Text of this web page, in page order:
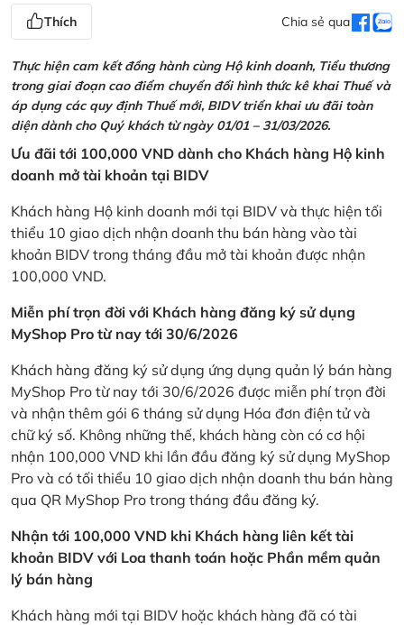
Thích Chia sẻ qua
Thực hiện cam kết đồng hành cùng Hộ kinh doanh, Tiểu thương
trong giai đoạn cao điểm chuyển đổi hình thức kê khai Thuế và
áp dụng các quy định Thuế mới, BIDV triển khai ưu đãi toàn
diện dành cho Quý khách từ ngày 01/01 – 31/03/2026.
Ưu đãi tới 100,000 VND dành cho Khách hàng Hộ kinh
doanh mở tài khoản tại BIDV
Khách hàng Hộ kinh doanh mới tại BIDV và thực hiện tối
thiểu 10 giao dịch nhận doanh thu bán hàng vào tài
khoản BIDV trong tháng đầu mở tài khoản được nhận
100,000 VND.
Miễn phí trọn đời với Khách hàng đăng ký sử dụng
MyShop Pro từ nay tới 30/6/2026
Khách hàng đăng ký sử dụng ứng dụng quản lý bán hàng
MyShop Pro từ nay tới 30/6/2026 được miễn phí trọn đời
và nhận thêm gói 6 tháng sử dụng Hóa đơn điện tử và
chữ ký số. Không những thế, khách hàng còn có cơ hội
nhận 100,000 VND khi lần đầu đăng ký sử dụng MyShop
Pro và có tối thiểu 10 giao dịch nhận doanh thu bán hàng
qua QR MyShop Pro trong tháng đầu đăng ký.
Nhận tới 100,000 VND khi Khách hàng liên kết tài
khoản BIDV với Loa thanh toán hoặc Phần mềm quản
lý bán hàng
Khách hàng mới tại BIDV hoặc khách hàng đã có tài